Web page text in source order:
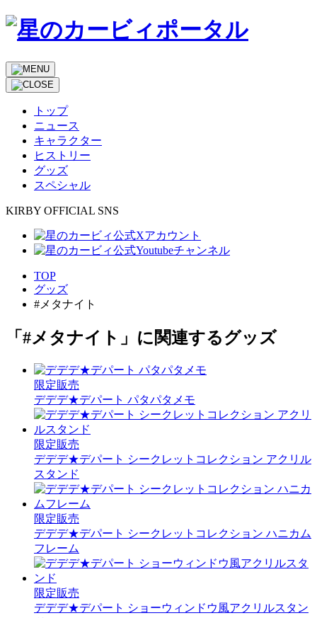
トップ
ニュース
キャラクター
ヒストリー
グッズ
スペシャル
KIRBY OFFICIAL SNS
TOP
グッズ
#メタナイト
「#メタナイト」に関連するグッズ
限定販売
デデデ★デパート パタパタメモ
限定販売
デデデ★デパート シークレットコレクション アクリル
スタンド
限定販売
デデデ★デパート シークレットコレクション ハニカム
フレーム
限定販売
デデデ★デパート ショーウィンドウ風アクリルスタン